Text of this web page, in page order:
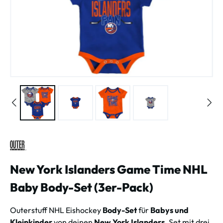
New York Islanders Game Time NHL
Baby Body-Set (3er-Pack)
Outerstuff NHL Eishockey Body-Setfür Babys und